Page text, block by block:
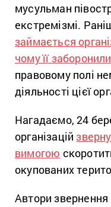
мусульман
екстремізмі.
займається
чому її
правовому полі
діяльності цієї
Нагадаємо, 24
організацій
вимогою
окупованих
Автори